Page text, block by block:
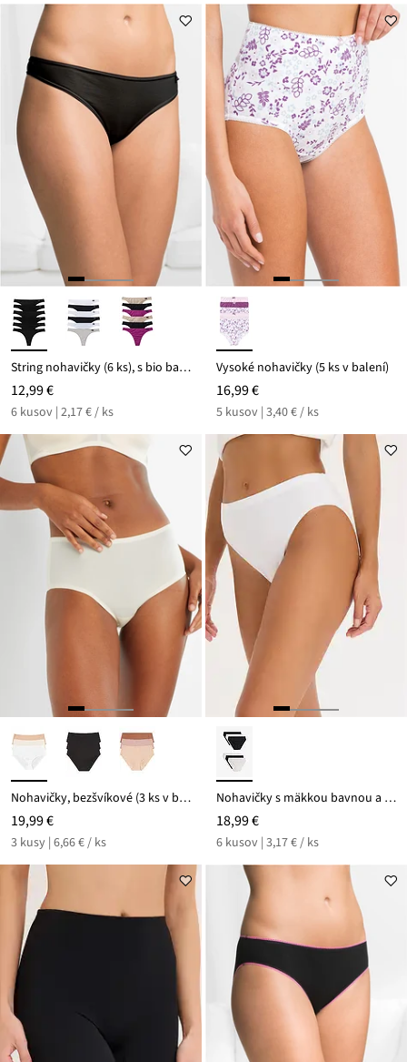
String nohavičky (6 ks), s bio bavlnou
12,99 €
6 kusov | 2,17 € / ks
Vysoké nohavičky (5 ks v balení)
16,99 €
5 kusov | 3,40 € / ks
Nohavičky, bezšvíkové (3 ks v balení) Feel Comfort
19,99 €
3 kusy | 6,66 € / ks
Nohavičky s mäkkou bavnou a srdiečkovou potlačou (6 ks)
18,99 €
6 kusov | 3,17 € / ks